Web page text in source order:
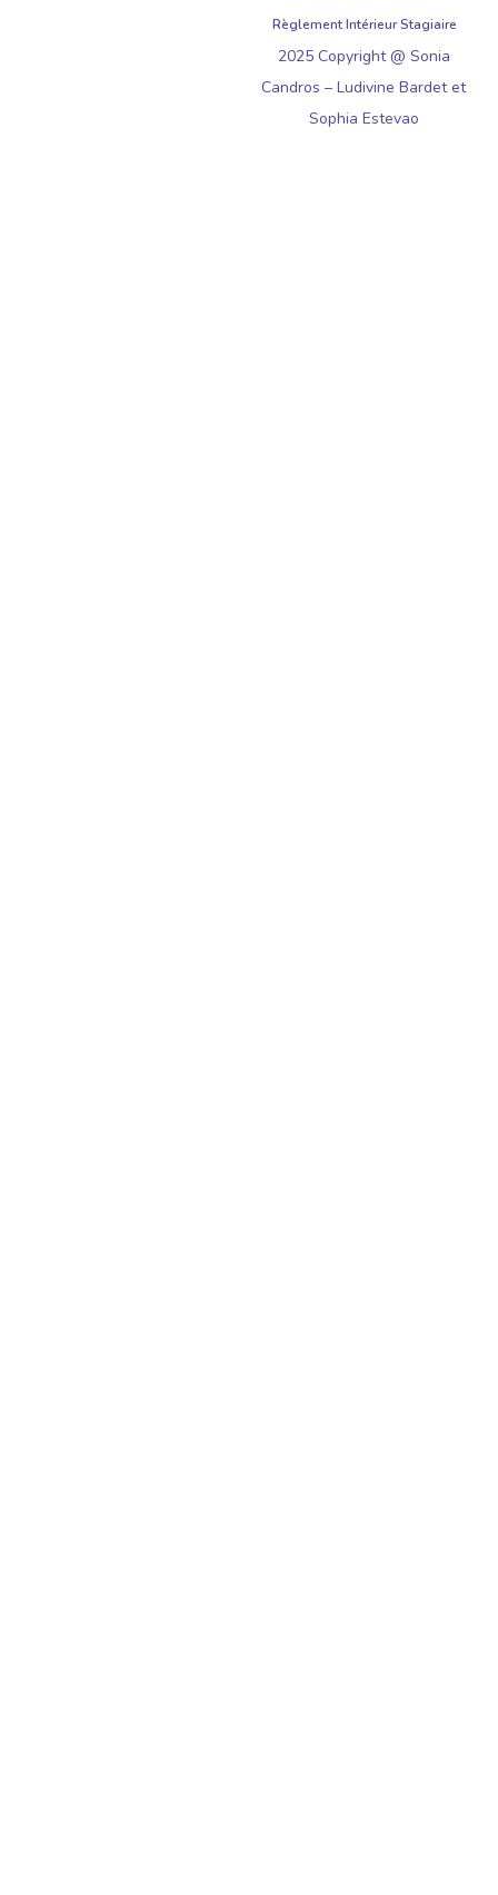
Règlement Intérieur Stagiaire
2025 Copyright @ Sonia
Candros – Ludivine Bardet et
Sophia Estevao